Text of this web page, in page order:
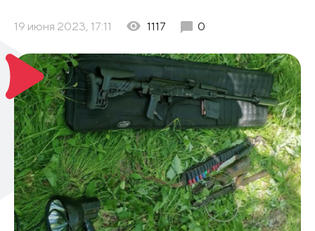
19 июня 2023, 17:11 1117 0